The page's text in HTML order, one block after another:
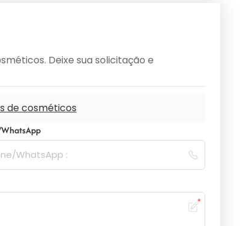
Deixe sua solicitação e
de cosméticos